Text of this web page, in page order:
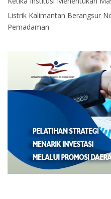
Listrik Kalimantan Berangsur
Pemadaman